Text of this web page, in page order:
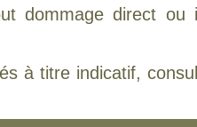
dommage direct
à titre indicatif,